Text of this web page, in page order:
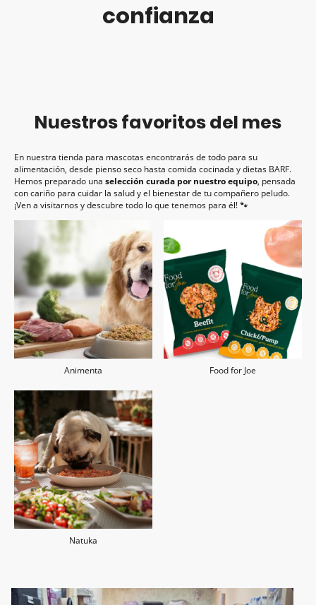
confianza
Nuestros favoritos del mes
En nuestra tienda para mascotas encontrarás de todo para su
alimentación, desde pienso seco hasta comida cocinada y dietas BARF.
Hemos preparado una selección curada por nuestro equipo, pensada
con cariño para cuidar la salud y el bienestar de tu compañero peludo.
¡Ven a visitarnos y descubre todo lo que tenemos para él! 🐾
Animenta Food for Joe
Natuka